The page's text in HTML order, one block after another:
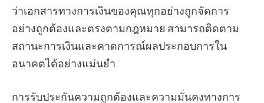
ว่าเอกสารทางการเงินของคุณทุกอย่างถูกจัดการ
อย่างถูกต้องและตรงตามกฎหมาย สามารถติดตาม
สถานะการเงินและคาดการณ์ผลประกอบการใน
อนาคตได้อย่างแม่นยำ
การรับประกันความถูกต้องและความมั่นคงทางการ